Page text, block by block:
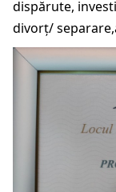
dispărute,
divorț/